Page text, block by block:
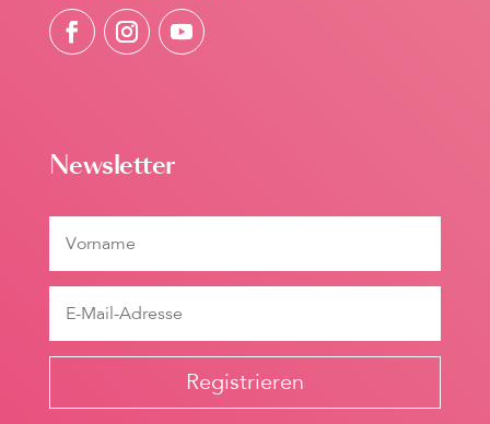
Newsletter
Registrieren